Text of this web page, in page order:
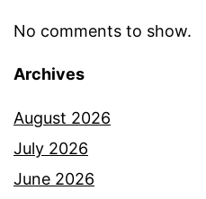
No comments to show.
Archives
August 2026
July 2026
June 2026